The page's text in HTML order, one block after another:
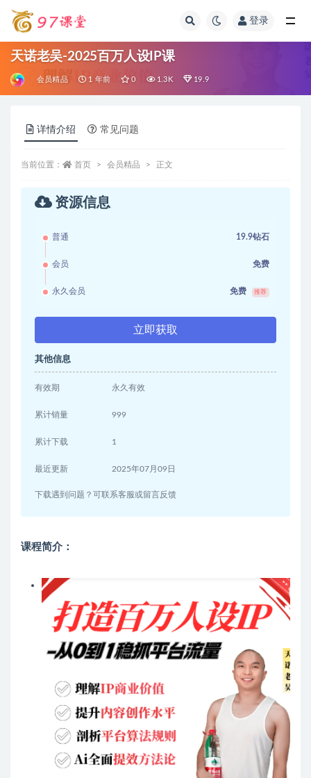
登录
天诺老吴-2025百万人设IP课
会员精品 1 年前 0 1.3K 19.9
详情介绍 常见问题
当前位置： 首页 会员精品 正文
资源信息
普通 19.9钻石
会员 免费
永久会员 免费 推荐
立即获取
其他信息
有效期 永久有效
累计销量 999
累计下载 1
最近更新 2025年07月09日
下载遇到问题？可联系客服或留言反馈
课程简介：